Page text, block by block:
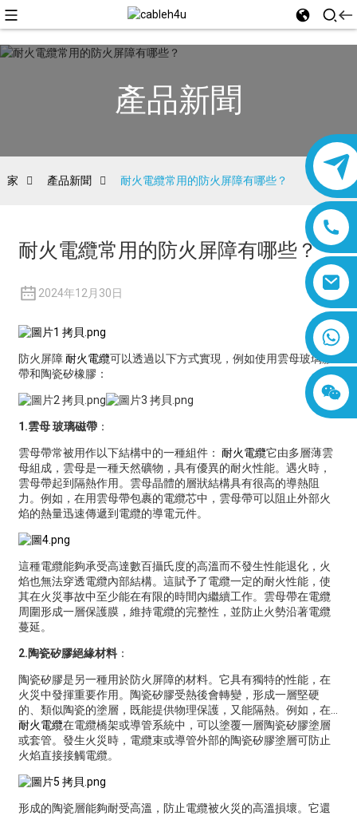
產品新聞
家 產品新聞 耐火電纜常用的防火屏障有哪些？
耐火電纜常用的防火屏障有哪些？
2024年12月30日
防火屏障耐火電纜可以透過以下方式實現，例如使用雲母玻璃膠
帶和陶瓷矽橡膠：
1.雲母玻璃磁帶：
雲母帶常被用作以下結構中的一種組件： 耐火電纜它由多層薄雲
母組成，雲母是一種天然礦物，具有優異的耐火性能。遇火時，
雲母帶起到隔熱作用。雲母晶體的層狀結構具有很高的導熱阻
力。例如，在用雲母帶包裹的電纜芯中，雲母帶可以阻止外部火
焰的熱量迅速傳遞到電纜的導電元件。
這種電纜能夠承受高達數百攝氏度的高溫而不發生性能退化，火
焰也無法穿透電纜內部結構。這賦予了電纜一定的耐火性能，使
其在火災事故中至少能在有限的時間內繼續工作。雲母帶在電纜
周圍形成一層保護膜，維持電纜的完整性，並防止火勢沿著電纜
蔓延。
2.陶瓷矽膠絕緣材料：
陶瓷矽膠是另一種用於防火屏障的材料。它具有獨特的性能，在
火災中發揮重要作用。陶瓷矽膠受熱後會轉變，形成一層堅硬
的、類似陶瓷的塗層，既能提供物理保護，又能隔熱。例如，在…
耐火電纜在電纜橋架或導管系統中，可以塗覆一層陶瓷矽膠塗層
或套管。發生火災時，電纜束或導管外部的陶瓷矽膠塗層可防止
火焰直接接觸電纜。
形成的陶瓷層能夠耐受高溫，防止電纜被火災的高溫損壞。它還